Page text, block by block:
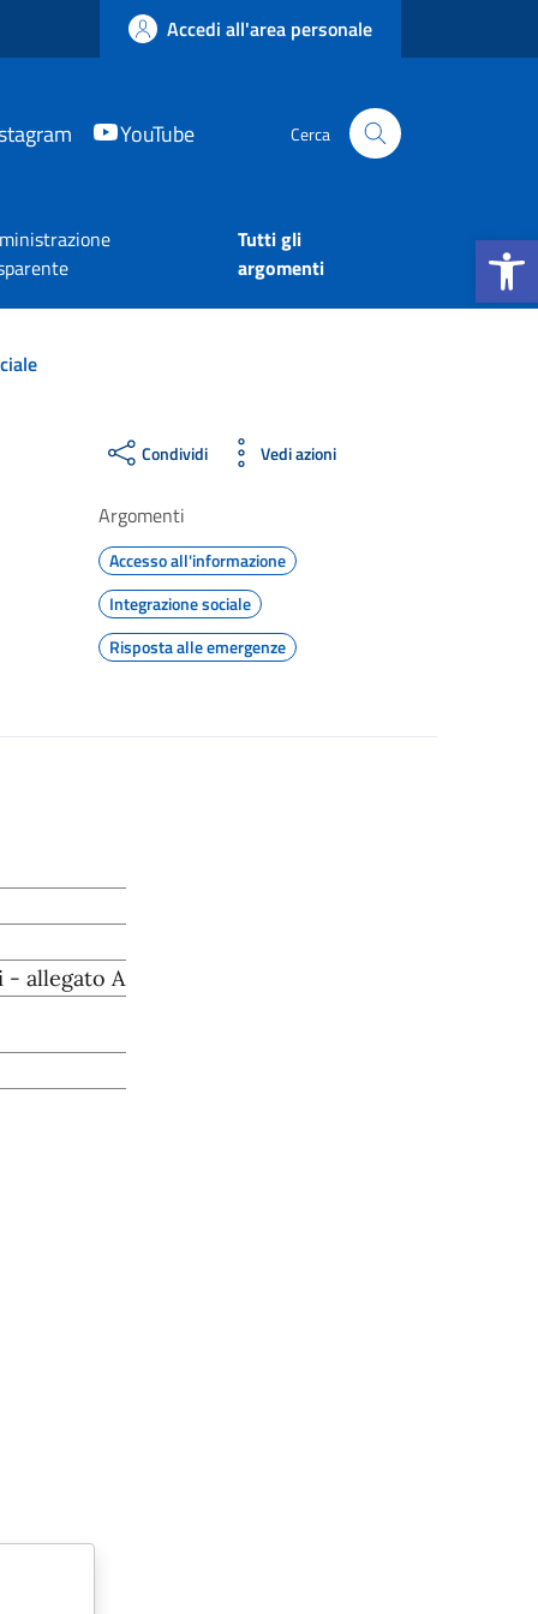
Apri la
Accedi all'area personale
YouTube Cerca
Tutti gli
argomenti
Condividi Vedi azioni
Argomenti
Accesso all'informazione
Integrazione sociale
Risposta alle emergenze
- allegato A